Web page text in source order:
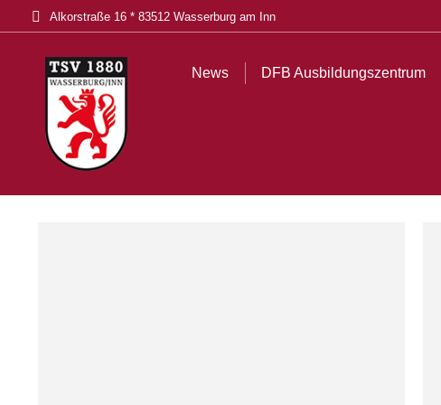
Alkorstraße 16 * 83512 Wasserburg am Inn
News DFB Ausbildungszentrum
News DFB Ausbildungszentrum Tickets Aktionen